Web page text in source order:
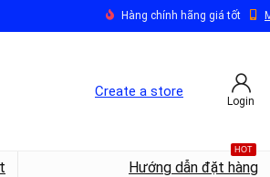
Hàng chính hãng giá tốt
Create a store
Login
HOT
Hướng dẫn đặt hàng